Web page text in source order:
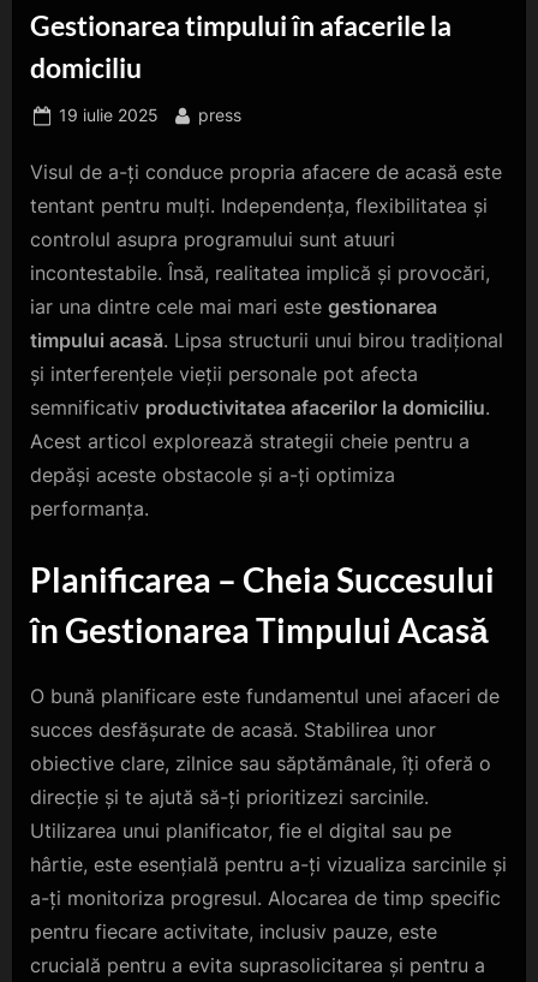
Gestionarea timpului în afacerile la
domiciliu
Posted
19 iulie 2025 By
press
Visul de a-ți conduce propria afacere de acasă este
tentant pentru mulți. Independența, flexibilitatea și
controlul asupra programului sunt atuuri
incontestabile. Însă, realitatea implică și provocări,
iar una dintre cele mai mari este gestionarea
timpului acasă. Lipsa structurii unui birou tradițional
și interferențele vieții personale pot afecta
semnificativ productivitatea afacerilor la domiciliu.
Acest articol explorează strategii cheie pentru a
depăși aceste obstacole și a-ți optimiza
performanța.
Planificarea – Cheia Succesului
în Gestionarea Timpului Acasă
O bună planificare este fundamentul unei afaceri de
succes desfășurate de acasă. Stabilirea unor
obiective clare, zilnice sau săptămânale, îți oferă o
direcție și te ajută să-ți prioritizezi sarcinile.
Utilizarea unui planificator, fie el digital sau pe
hârtie, este esențială pentru a-ți vizualiza sarcinile și
a-ți monitoriza progresul. Alocarea de timp specific
pentru fiecare activitate, inclusiv pauze, este
crucială pentru a evita suprasolicitarea și pentru a